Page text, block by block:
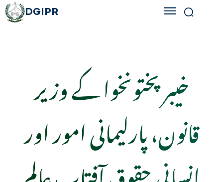
DGIPR
خیبرپختونخوا کے وزیر
قانون، پارلیمانی امور اور